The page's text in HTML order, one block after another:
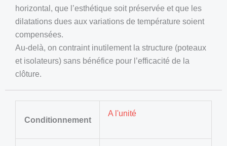
horizontal, que l’esthétique soit préservée et que les
dilatations dues aux variations de température soient
compensées.
Au-delà, on contraint inutilement la structure (poteaux
et isolateurs) sans bénéfice pour l’efficacité de la
clôture.
Conditionnement
A l'unité